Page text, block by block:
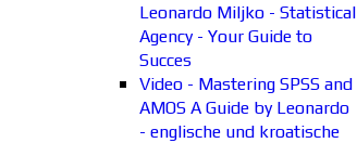
Leonardo Miljko - Statistical
Agency - Your Guide to
Succes
Video - Mastering SPSS and
AMOS A Guide by Leonardo
- englische und kroatische